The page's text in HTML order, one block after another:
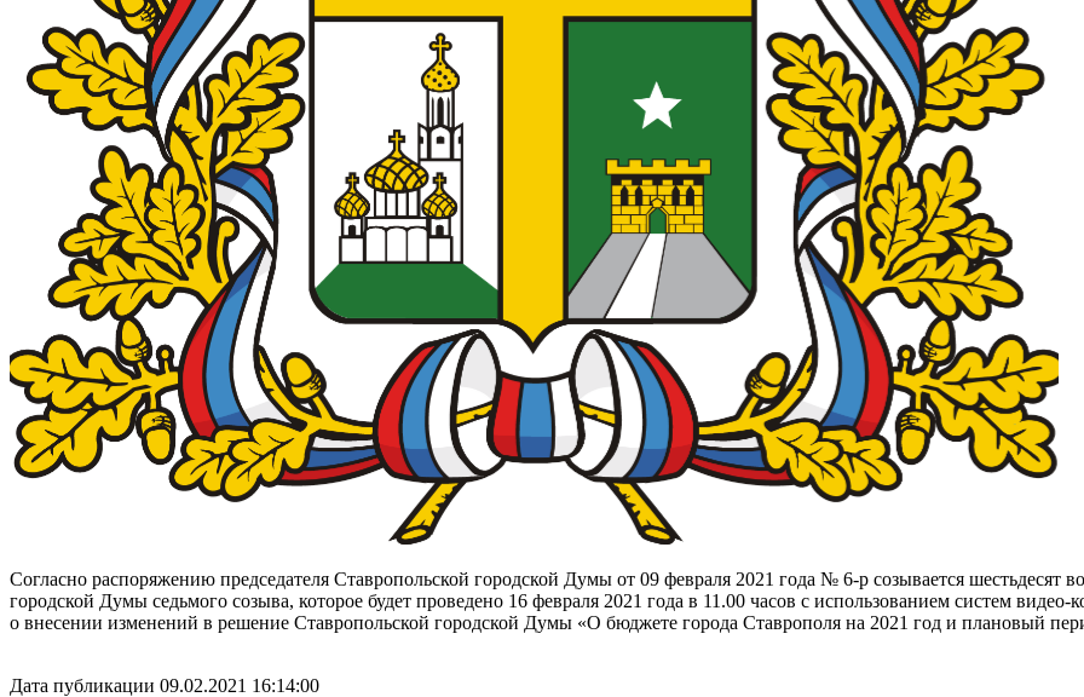
Согласно распоряжению председателя Ставропольской городской Думы от 09 февраля 2021 года № 6-р созывается шестьдесят
городской Думы седьмого созыва, которое будет проведено 16 февраля 2021 года в 11.00 часов с использованием систем
о внесении изменений в решение Ставропольской городской Думы «О бюджете города Ставрополя на 2021 год и плановый
Дата публикации 09.02.2021 16:14:00